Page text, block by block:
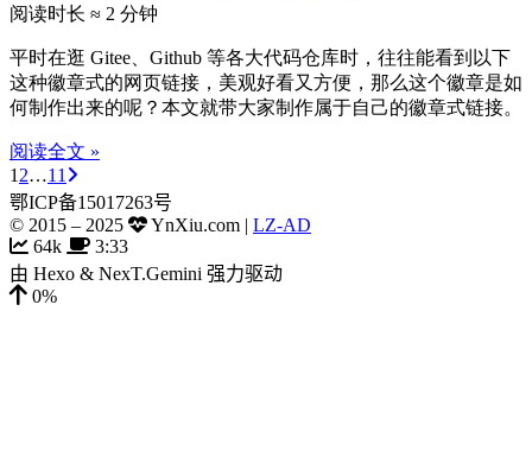
阅读时长 ≈ 2 分钟
平时在逛 Gitee、Github 等各大代码仓库时，往往能看到以下
这种徽章式的网页链接，美观好看又方便，那么这个徽章是如
何制作出来的呢？本文就带大家制作属于自己的徽章式链接。
阅读全文 »
1 2…11
鄂ICP备15017263号
© 2015 – 2025 YnXiu.com | LZ-AD
64k
3:33
由 Hexo & NexT.Gemini 强力驱动
0%